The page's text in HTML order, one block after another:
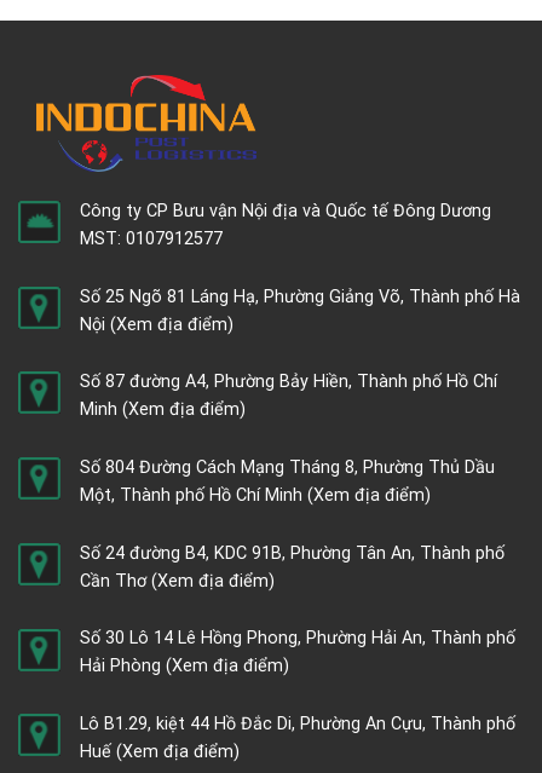
Công ty CP Bưu vận Nội địa và Quốc tế Đông Dương
MST: 0107912577
Số 25 Ngõ 81 Láng Hạ, Phường Giảng Võ, Thành phố Hà
Nội (Xem địa điểm)
Số 87 đường A4, Phường Bảy Hiền, Thành phố Hồ Chí
Minh (Xem địa điểm)
Số 804 Đường Cách Mạng Tháng 8, Phường Thủ Dầu
Một, Thành phố Hồ Chí Minh (Xem địa điểm)
Số 24 đường B4, KDC 91B, Phường Tân An, Thành phố
Cần Thơ(Xem địa điểm)
Số 30 Lô 14 Lê Hồng Phong, Phường Hải An, Thành phố
Hải Phòng (Xem địa điểm)
Lô B1.29, kiệt 44 Hồ Đắc Di, Phường An Cựu, Thành phố
Huế (Xem địa điểm)